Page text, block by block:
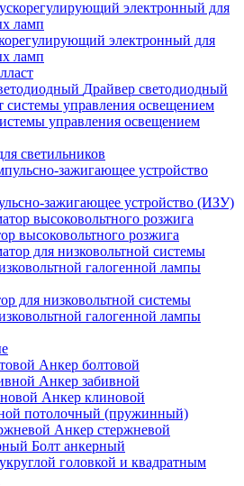
электронный для
ламп
Драйвер светодиодный
управления освещением
светильников
зажигающее устройство (ИЗУ)
высоковольтного розжига
для низковольтной системы
галогенной лампы
Анкер болтовой
Анкер забивной
Анкер клиновой
потолочный (пружинный)
Анкер стержневой
Болт анкерный